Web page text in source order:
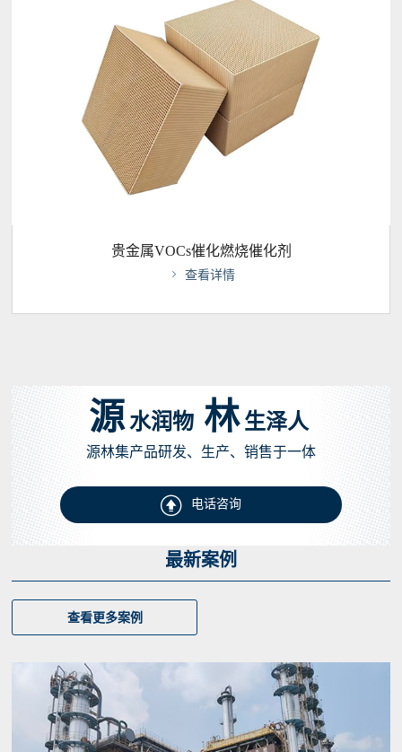
贵金属VOCs催化燃烧催化剂
 查看详情
源水润物 林 生泽人
源林集产品研发、生产、销售于一体
 电话咨询
最新案例
查看更多案例